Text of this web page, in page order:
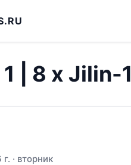
| 8 x Jilin-1
· вторник